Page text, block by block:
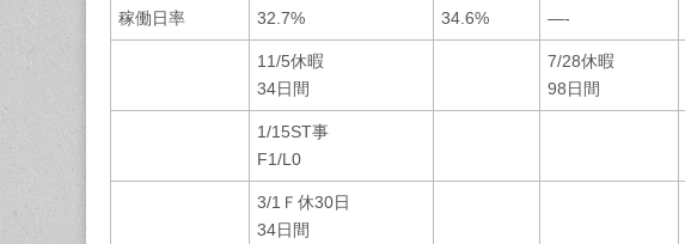
稼働日率 32.7% 34.6% —-
11/5休暇
34日間
7/28休暇
98日間
1/15ST事
F1/L0
3/1Ｆ休30日
34日間